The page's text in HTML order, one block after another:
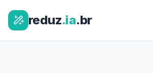
reduz.ia.br